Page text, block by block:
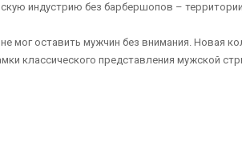
индустрию без барбершопов –
мог оставить мужчин без внимания. Новая
классического представления мужской